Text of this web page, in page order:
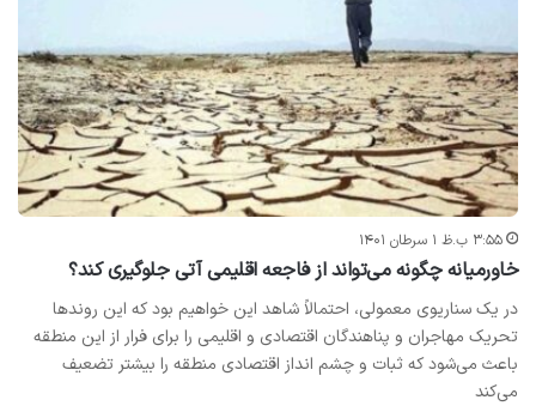
۳:۵۵ ب.ظ ۱ سرطان ۱۴۰۱
خاورمیانه چگونه می‌تواند از فاجعه اقلیمی آتی جلوگیری کند؟
در یک سناریوی معمولی، احتمالاً شاهد این خواهیم بود که این روند‌ها
تحریک مهاجران و پناهندگان اقتصادی و اقلیمی را برای فرار از این منطقه
باعث می‌شود که ثبات و چشم انداز اقتصادی منطقه را بیشتر تضعیف
می‌کند